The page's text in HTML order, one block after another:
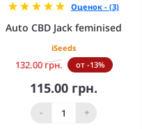
Оценок - (3)
Auto CBD Jack feminised
iSeeds
132.00 грн. от -13%
115.00 грн.
- +